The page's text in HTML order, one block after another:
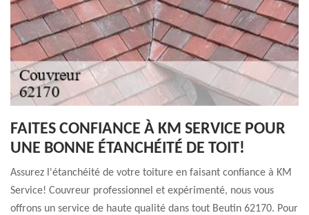
FAITES CONFIANCE À KM SERVICE POUR
UNE BONNE ÉTANCHÉITÉ DE TOIT!
Assurez l'étanchéité de votre toiture en faisant confiance à KM
Service! Couvreur professionnel et expérimenté, nous vous
offrons un service de haute qualité dans tout Beutin 62170. Pour